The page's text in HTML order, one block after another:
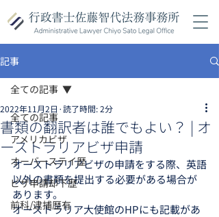
記事
全ての記事
アメリカビザ
オーバーステイ歴
ビザ申請却下歴
前科/逮捕歴有
全ての記事
書類の翻訳者は誰でもよい？ | オ
ーストラリアビザ申請
2022年11月2日 読了時間: 2分
オーストラリアビザの申請をする際、英語
以外の書類を提出する必要がある場合が
あります。
オーストラリア大使館のHPにも記載があ